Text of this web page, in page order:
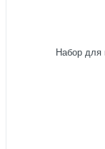
Набор для